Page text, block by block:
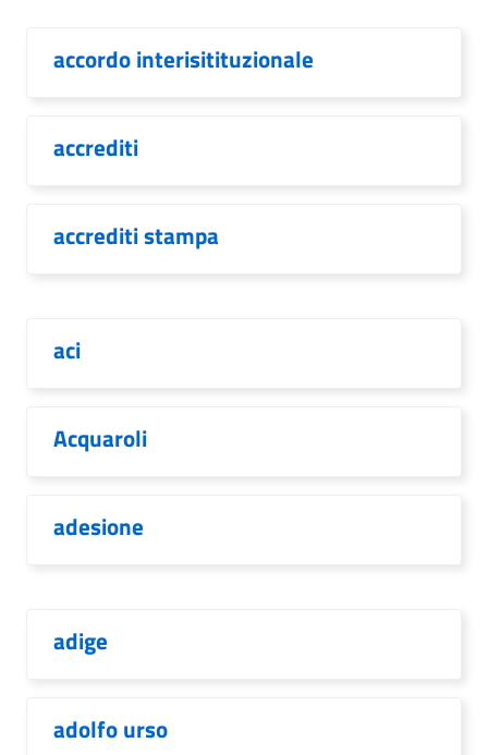
accordo interisitituzionale
accrediti
accrediti stampa
aci
Acquaroli
adesione
adige
adolfo urso